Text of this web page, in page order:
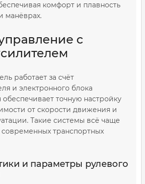
комфорт и плавность
манёврах.
с
работает за счёт
и электронного блока
точную настройку
от скорости движения и
Такие системы всё чаще
транспортных
и параметры рулевого